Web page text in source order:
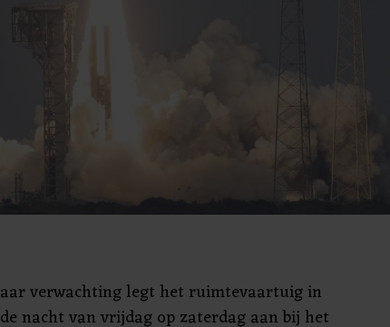
aar verwachting legt het ruimtevaartuig in
de nacht van vrijdag op zaterdag aan bij het